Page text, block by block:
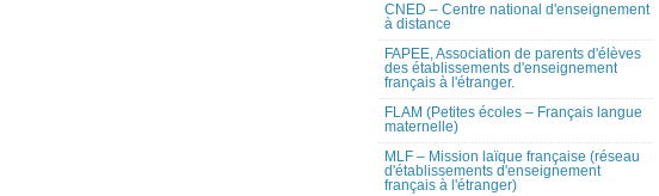
CNED – Centre national d'enseignement
à distance
FAPEE, Association de parents d'élèves
des établissements d'enseignement
français à l'étranger.
FLAM (Petites écoles – Français langue
maternelle)
MLF – Mission laïque française (réseau
d'établissements d'enseignement
français à l'étranger)